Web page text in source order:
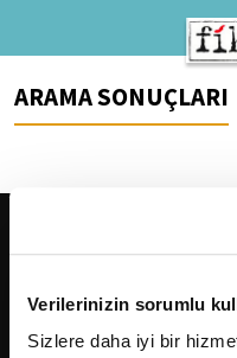
Verilerinizin sorumlu
Sizlere daha iyi bir
ARAMA SONUÇLARI